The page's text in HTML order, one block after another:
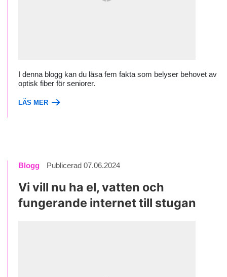
I denna blogg kan du läsa fem fakta som belyser behovet av
optisk fiber för seniorer.
LÄS MER
Blogg Publicerad 07.06.2024
Vi vill nu ha el, vatten och
fungerande internet till stugan